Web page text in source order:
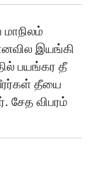
இயங்கி
பயங்கர தீ
தீயை
சேத விபரம்